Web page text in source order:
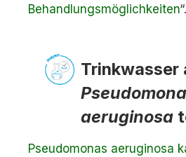
Behandlungsmöglichkeiten“.
Trinkwasser
aeruginosa
Pseudomonas aeruginosa